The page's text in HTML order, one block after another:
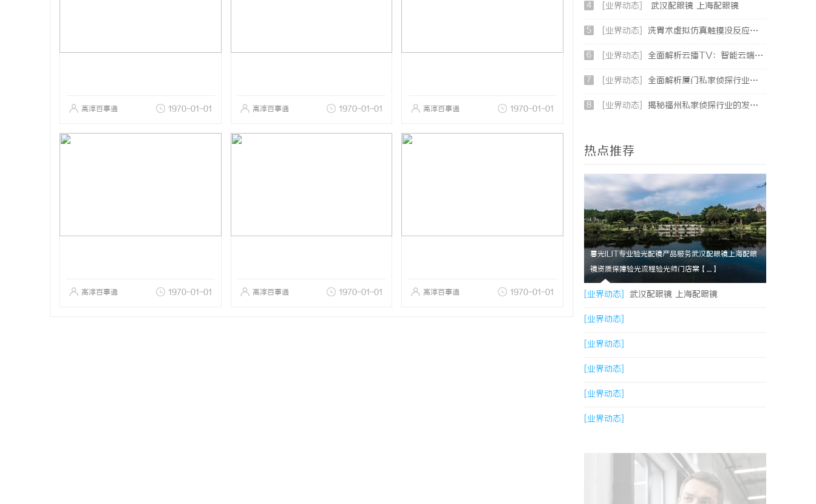
高淳百事通 1970-01-01 高淳百事通 1970-01-01 高淳百事通 1970-01-01
高淳百事通 1970-01-01 高淳百事通 1970-01-01 高淳百事通 1970-01-01
4 [业界动态] 武汉配眼镜 上海配眼镜
5 [业界动态] 洗胃术虚拟仿真触摸没反应、画面卡顿？立方幻境破解难题
6 [业界动态] 全面解析云播TV：智能云端影视娱乐新趋势
7 [业界动态] 全面解析厦门私家侦探行业的现状与发展趋势
8 [业界动态] 揭秘福州私家侦探行业的发展与应用现状
热点推荐
暮光ILIT专业验光配镜产品服务武汉配眼镜上海配眼
镜资质保障验光流程验光师门店案【....】
[业界动态] 武汉配眼镜 上海配眼镜
[业界动态]
[业界动态]
[业界动态]
[业界动态]
[业界动态]